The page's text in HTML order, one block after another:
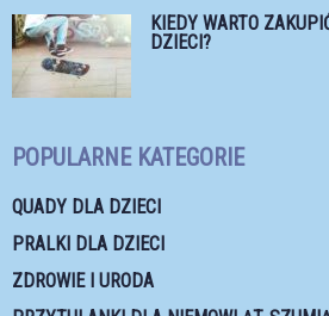
KIEDY WARTO
DZIECI?
POPULARNE KATEGORIE
QUADY DLA DZIECI
PRALKI DLA DZIECI
ZDROWIE I URODA